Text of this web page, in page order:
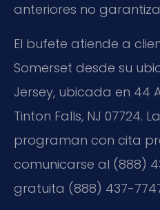
anteriores no
El bufete atiende a
Somerset desde su
Jersey, ubicada en 44
Tinton Falls, NJ 07724.
programan con cita
comunicarse al (888)
gratuita (888) 437-